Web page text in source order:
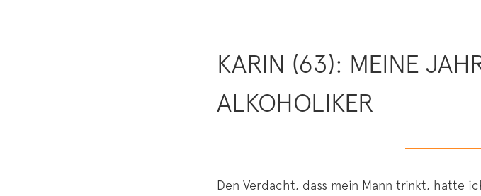
KARIN (63): MEINE
ALKOHOLIKER
Den Verdacht, dass mein Mann trinkt, hatte